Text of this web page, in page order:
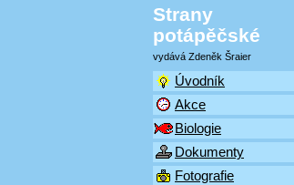
Strany
potápěčské
vydává Zdeněk Šraier
Úvodník
Akce
Biologie
Dokumenty
Fotografie